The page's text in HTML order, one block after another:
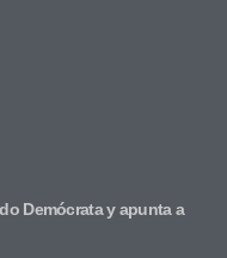
Demócrata y apunta a